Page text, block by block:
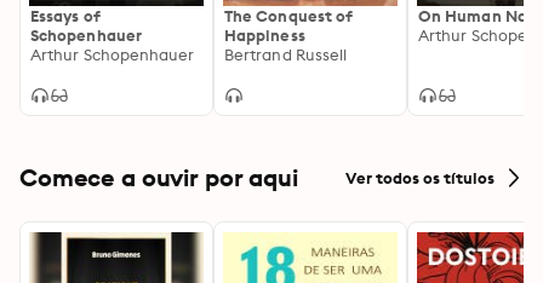
Essays of
Schopenhauer
Arthur Schopenhauer
The Conquest of
Happiness
Bertrand Russell
On Human
Arthur
Comece a ouvir por aqui Ver todos os títulos